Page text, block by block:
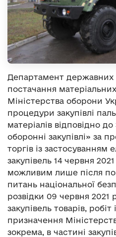
Департамент державних
постачання
Міністерства оборони
процедури закупівлі
матеріалів відповідно
оборонні закупівлі» за
торгів із застосуванням
закупівель 14 червня
можливим лише після
питань національної
розвідки 09 червня 2021
закупівель товарів,
призначення
зокрема, в частині